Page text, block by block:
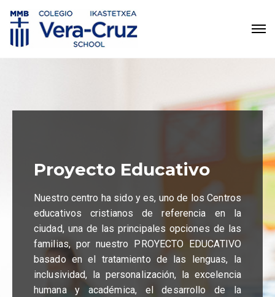
Proyecto Educativo
Nuestro centro ha sido y es, uno de los Centros
educativos cristianos de referencia en la
ciudad, una de las principales opciones de las
familias, por nuestro PROYECTO EDUCATIVO
basado en el tratamiento de las lenguas, la
inclusividad, la personalización, la excelencia
humana y académica, el desarrollo de la